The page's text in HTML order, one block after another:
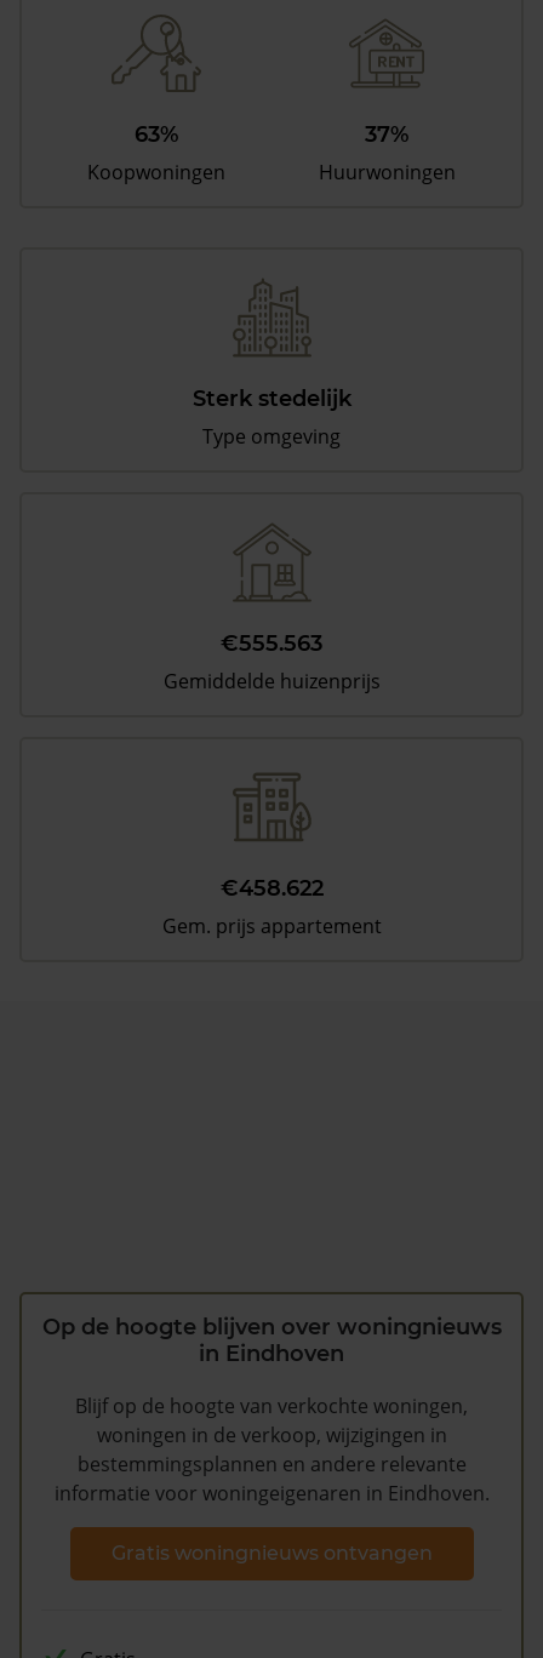
63%
Koopwoningen
37%
Huurwoningen
Sterk stedelijk
Type omgeving
€555.563
Gemiddelde huizenprijs
€458.622
Gem. prijs appartement
Op de hoogte blijven over woningnieuws
in Eindhoven
Blijf op de hoogte van verkochte woningen,
woningen in de verkoop, wijzigingen in
bestemmingsplannen en andere relevante
informatie voor woningeigenaren in Eindhoven.
Gratis woningnieuws ontvangen